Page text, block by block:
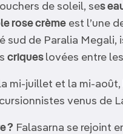
de soleil, ses
rose crème est l’une
sud de Paralia
criques lovées entre
mi-juillet et la mi-
venus de
? Falasarna se rejoint